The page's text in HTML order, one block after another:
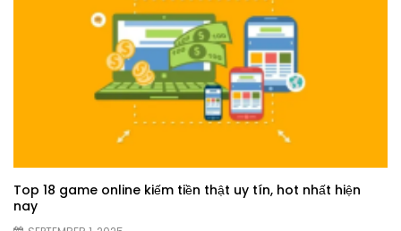
Top 18 game online kiếm tiền thật uy tín, hot nhất hiện
nay